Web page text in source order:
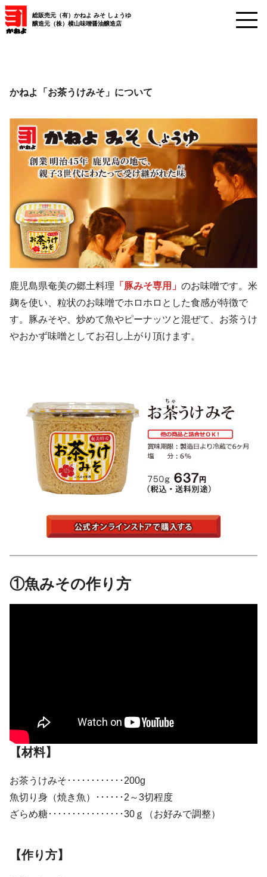
総販売元（有）かねよ みそ しょうゆ
醸造元（株）横山味噌醤油醸造店
かねよ「お茶うけみそ」について
鹿児島県奄美の郷土料理 「豚みそ専用」 のお味噌です。米
麹を使い、粒状のお味噌でホロホロとした食感が特徴で
す。豚みそや、炒めて魚やピーナッツと混ぜて、お茶うけ
やおかず味噌としてお召し上がり頂けます。
①魚みその作り方
【材料】
お茶うけみそ････････････200g
魚切り身（焼き魚）･･････2～3切程度
ざらめ糖････････････････30ｇ（お好みで調整）
【作り方】